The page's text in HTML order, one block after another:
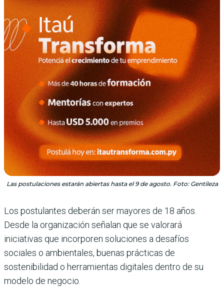
Las postulaciones estarán abiertas hasta el 9 de agosto. Foto: Gentileza
Los postulantes deberán ser mayores de 18 años.
Desde la organización señalan que se valorará
iniciativas que incorporen soluciones a desafíos
sociales o ambientales, buenas prácticas de
sostenibilidad o herramientas digitales dentro de su
modelo de negocio.